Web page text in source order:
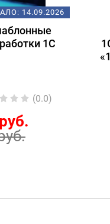
14.09.2026
1С
(0.0)